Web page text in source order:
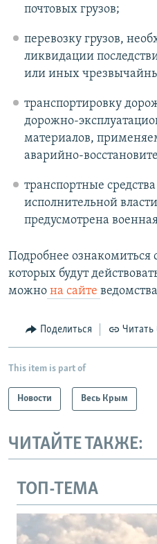
почтовых грузов;
перевозку грузов,
ликвидации
или иных
транспортировку
дорожно-
материалов,
аварийно-
транспортные
исполнительной
предусмотрена
Подробнее ознакомиться
которых будут
можно на сайте
Поделиться Читать
This item is part of
Новости Весь Крым
ЧИТАЙТЕ ТАКЖЕ:
ТОП-ТЕМА